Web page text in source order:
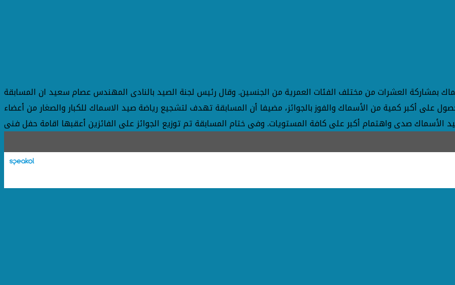
بمشاركة العشرات من مختلف الفئات العمرية من الجنسين. وقال رئيس لجنة الصيد بالنادى المهندس عصام سعيد ان المسابقة
على أكبر كمية من الأسماك والفوز بالجوائز، مضيفا أن المسابقة تهدف لتشجيع رياضة صيد الاسماك للكبار والصغار من أعضاء